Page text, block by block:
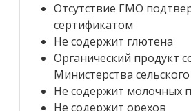
Отсутствие ГМО
сертификатом
Не содержит глютена
Органический продукт
Министерства
Не содержит молочных
Не содержит орехов